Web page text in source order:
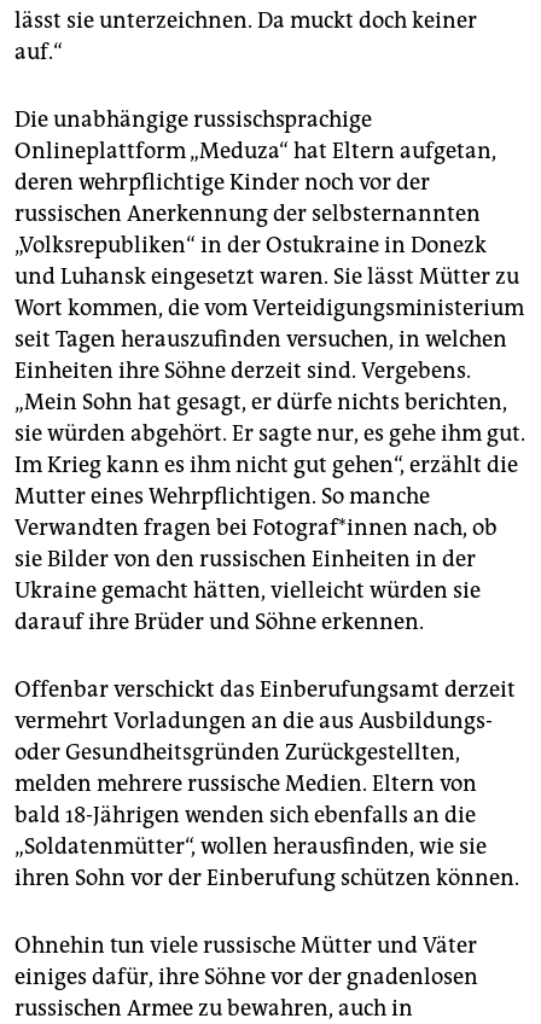
lässt sie unterzeichnen. Da muckt doch keiner
auf.“
Die unabhängige russischsprachige
Onlineplattform „Meduza“ hat Eltern aufgetan,
deren wehrpflichtige Kinder noch vor der
russischen Anerkennung der selbsternannten
„Volksrepubliken“ in der Ostukraine in Donezk
und Luhansk eingesetzt waren. Sie lässt Mütter zu
Wort kommen, die vom Verteidigungsministerium
seit Tagen herauszufinden versuchen, in welchen
Einheiten ihre Söhne derzeit sind. Vergebens.
„Mein Sohn hat gesagt, er dürfe nichts berichten,
sie würden abgehört. Er sagte nur, es gehe ihm gut.
Im Krieg kann es ihm nicht gut gehen“, erzählt die
Mutter eines Wehrpflichtigen. So manche
Verwandten fragen bei Fo­to­gra­f*in­nen nach, ob
sie Bilder von den russischen Einheiten in der
Ukraine gemacht hätten, vielleicht würden sie
darauf ihre Brüder und Söhne erkennen.
Offenbar verschickt das Einberufungsamt derzeit
vermehrt Vorladungen an die aus Ausbildungs-
oder Gesundheitsgründen Zurückgestellten,
melden mehrere russische Medien. Eltern von
bald 18-Jährigen wenden sich ebenfalls an die
„Soldatenmütter“, wollen herausfinden, wie sie
ihren Sohn vor der Einberufung schützen können.
Ohnehin tun viele russische Mütter und Väter
einiges dafür, ihre Söhne vor der gnadenlosen
russischen Armee zu bewahren, auch in